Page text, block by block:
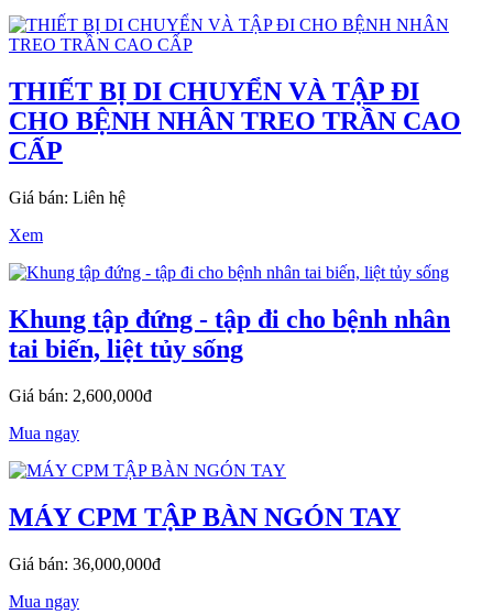
THIẾT BỊ DI CHUYỂN VÀ TẬP ĐI
CHO BỆNH NHÂN TREO TRẦN CAO
CẤP
Giá bán: Liên hệ
Xem
Khung tập đứng - tập đi cho bệnh nhân
tai biến, liệt tủy sống
Giá bán: 2,600,000đ
Mua ngay
MÁY CPM TẬP BÀN NGÓN TAY
Giá bán: 36,000,000đ
Mua ngay